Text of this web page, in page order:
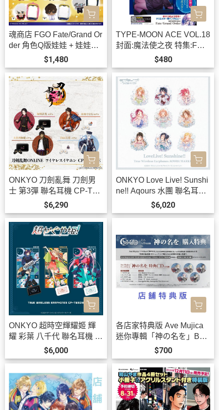
魂商店 FGO Fate/Grand Or
der 角色Q版娃娃 + 娃娃包
可選*12月發售!
$1,480
TYPE-MOON ACE VOL.18
封面:魔法使之夜 特集:FGO
二部完結 *12/3發售!
$480
ONKYO 刀劍亂舞 刀劍男
士 第3彈 聯名耳機 CP-TW
S01E 附:束口袋【跨境】0
923*12月上旬發售!
$6,290
ONKYO Love Live! Sunshi
ne!! Aqours 水團 聯名耳機
AOW01 MARKⅡ【跨境】
0923 *12月上旬發售!
$6,020
ONKYO 超時空輝耀姬 輝
耀 彩葉 八千代 聯名耳機 C
P-TWS01E【跨境】0826*
11月中旬發售!
$6,000
各店家特典版 Ave Mujica
迷你專輯「神の名を」Ban
G Dream! *10/21發售! 早期
0903
$700